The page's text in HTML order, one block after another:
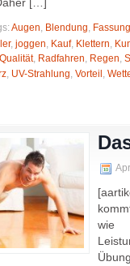
Augen, Blendung, Fassung
, joggen, Kauf, Klettern,
Qualität, Radfahren, Regen,
, UV-Strahlung, Vorteil ,
wie